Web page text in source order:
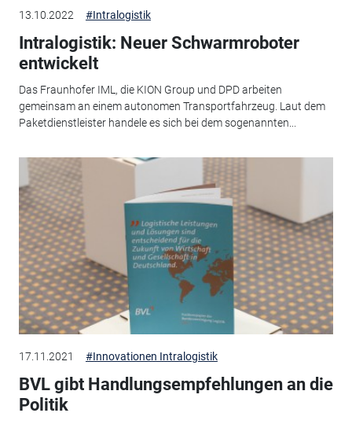
13.10.2022 #Intralogistik
Intralogistik: Neuer Schwarmroboter
entwickelt
Das Fraunhofer IML, die KION Group und DPD arbeiten
gemeinsam an einem autonomen Transportfahrzeug. Laut dem
Paketdienstleister handele es sich bei dem sogenannten...
17.11.2021 #Innovationen Intralogistik
BVL gibt Handlungsempfehlungen an die
Politik